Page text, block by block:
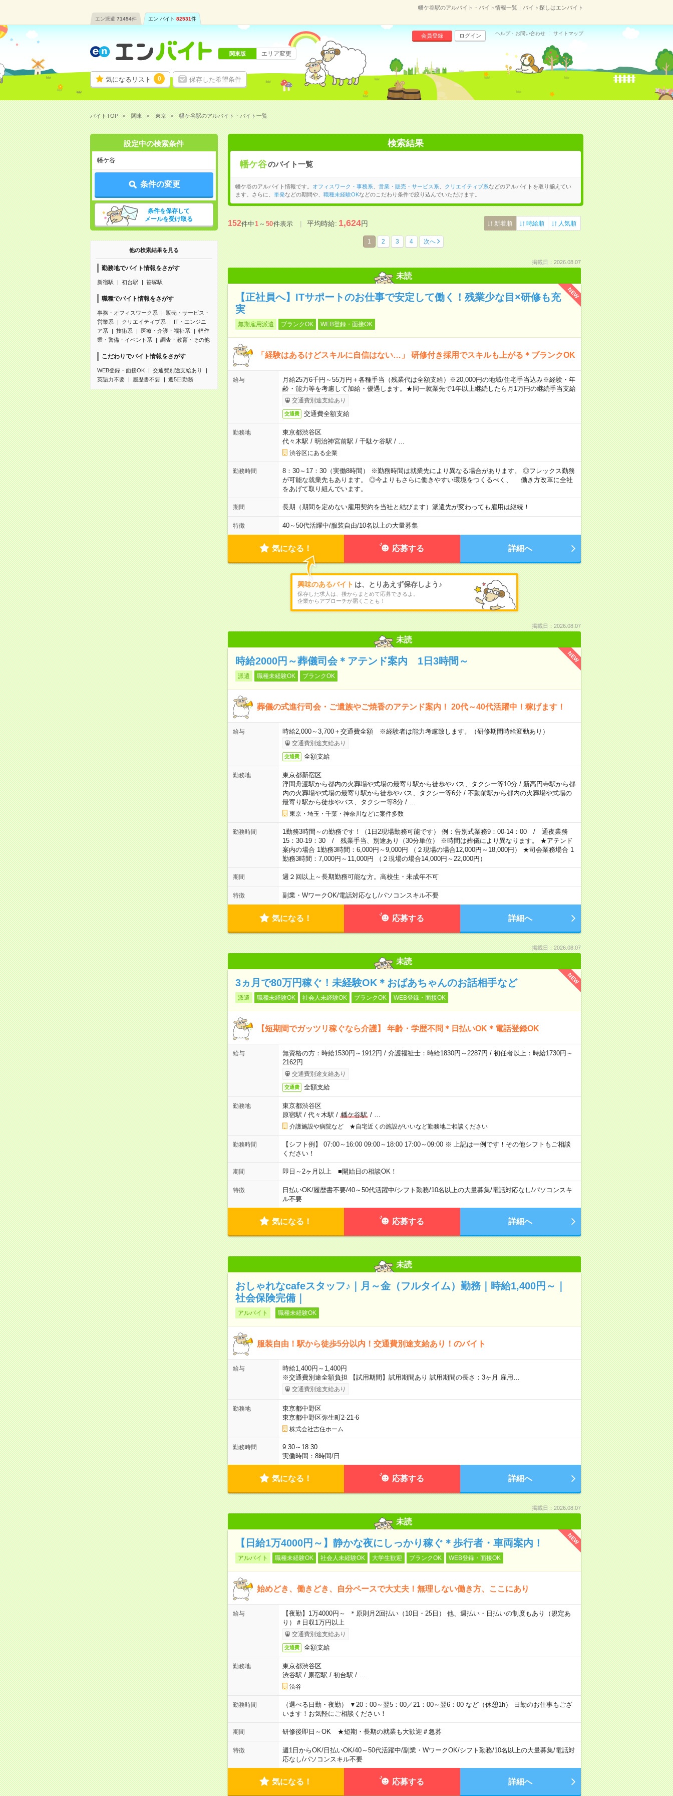
幡ケ谷駅のアルバイト・バイト情報一覧｜バイト探しはエンバイト
エン派遣 71454件 エン バイト 82531件
気になるリスト 0 保存した希望条件
会員登録 ログイン ヘルプ・お問い合わせ サイトマップ
関東版 エリア変更
バイトTOP 関東 東京 幡ケ谷駅のアルバイト・バイト一覧
設定中の検索条件
幡ケ谷
条件の変更
条件を保存して
メールを受け取る
他の検索結果を見る
勤務地でバイト情報をさがす
新宿駅 初台駅 笹塚駅
職種でバイト情報をさがす
事務・オフィスワーク系
販売・サービス・
営業系
クリエイティブ系
IT・エンジニ
ア系
技術系 医療・介護・福祉系
軽作
業・警備・イベント系
調査・教育・その他
こだわりでバイト情報をさがす
WEB登録・面接OK
交通費別途支給あり
英語力不要
履歴書不要 週5日勤務
検索結果
幡ケ谷のバイト一覧
幡ケ谷のアルバイト情報です。 オフィスワーク・事務系 営業・販売・サービス系 クリエイティブ系などのアルバイトを取り揃えてい
ます。さらに、
単発などの期間や、 職種未経験OKなどのこだわり条件で絞り込んでいただけます。
152件中1～50件表示 平均時給:1,624円 新着順 時給順 人気順
1 2 3 4 次へ
掲載日：2026.08.07
未読
NEW
【正社員へ】ITサポートのお仕事で安定して働く！残業少な目×研修も充
実
無期雇用派遣 ブランクOK WEB登録・面接OK
「経験はあるけどスキルに自信はない…」 研修付き採用でスキルも上がる＊ブランクOK
給与
月給25万6千円～55万円＋各種手当（残業代は全額支給）※20,000円の地域/住宅手当込み※経験・年
齢・能力等を考慮して加給・優遇します。★同一就業先で1年以上継続したら月1万円の継続手当支給
交通費別途支給あり
交通費 交通費全額支給
勤務地
東京都渋谷区
代々木駅 / 明治神宮前駅 / 千駄ケ谷駅 /
渋谷区にある企業
勤務時間
8：30～17：30（実働8時間） ※勤務時間は就業先により異なる場合があります。 ◎フレックス勤務
が可能な就業先もあります。 ◎今よりもさらに働きやすい環境をつくるべく、 働き方改革に全社
をあげて取り組んでいます。
期間 長期（期間を定めない雇用契約を当社と結びます）派遣先が変わっても雇用は継続！
特徴 40～50代活躍中/服装自由/10名以上の大量募集
気になる！ 応募する 詳細へ
興味のあるバイト は、とりあえず保存しよう♪
保存した求人は、後からまとめて応募できるよ。
企業からアプローチが届くことも！
掲載日：2026.08.07
未読
NEW
時給2000円～葬儀司会＊アテンド案内 1日3時間～
派遣 職種未経験OK ブランクOK
葬儀の式進行司会・ご遺族やご焼香のアテンド案内！ 20代～40代活躍中！稼げます！
給与 時給2,000～3,700＋交通費全額 ※経験者は能力考慮致します。（研修期間時給変動あり）
交通費別途支給あり
交通費 全額支給
勤務地
東京都新宿区
浮間舟渡駅から都内の火葬場や式場の最寄り駅から徒歩やバス、タクシー等10分/ 新高円寺駅から都
内の火葬場や式場の最寄り駅から徒歩やバス、タクシー等6分/ 不動前駅から都内の火葬場や式場の
最寄り駅から徒歩やバス、タクシー等8分/
東京・埼玉・千葉・神奈川などに案件多数
勤務時間
1勤務3時間～の勤務です！（1日2現場勤務可能です） 例：告別式業務9：00-14：00 / 通夜業務
15：30-19：30 / 残業手当、別途あり（30分単位） ※時間は葬儀により異なります。 ★アテンド
案内の場合 1勤務3時間：6,000円～9,000円 （２現場の場合12,000円～18,000円） ★司会業務場合 1
勤務3時間：7,000円～11,000円 （２現場の場合14,000円～22,000円）
期間 週２回以上～長期勤務可能な方。高校生・未成年不可
特徴 副業・WワークOK/電話対応なし/パソコンスキル不要
気になる！ 応募する 詳細へ
掲載日：2026.08.07
未読
NEW
3ヵ月で80万円稼ぐ！未経験OK＊おばあちゃんのお話相手など
派遣 職種未経験OK 社会人未経験OK ブランクOK WEB登録・面接OK
【短期間でガッツリ稼ぐなら介護】 年齢・学歴不問＊日払いOK＊電話登録OK
給与
無資格の方：時給1530円～1912円 / 介護福祉士：時給1830円～2287円 / 初任者以上：時給1730円～
2162円
交通費別途支給あり
交通費 全額支給
勤務地
東京都渋谷区
原宿駅 / 代々木駅 / 幡ケ谷駅/
介護施設や病院など ★自宅近くの施設がいいなど勤務地ご相談ください
勤務時間
【シフト例】 07:00～16:00 09:00～18:00 17:00～09:00 ※ 上記は一例です！その他シフトもご相談
ください！
期間 即日～2ヶ月以上 ■開始日の相談OK！
特徴 日払いOK/履歴書不要/40～50代活躍中/シフト勤務/10名以上の大量募集/電話対応なし/パソコンスキ
ル不要
気になる！ 応募する 詳細へ
未読
おしゃれなcafeスタッフ♪｜月～金（フルタイム）勤務｜時給1,400円～｜
社会保険完備｜
アルバイト 職種未経験OK
服装自由！駅から徒歩5分以内！交通費別途支給あり！のバイト
給与
時給1,400円～1,400円
※交通費別途全額負担 【試用期間】試用期間あり 試用期間の長さ：3ヶ月 雇用…
交通費別途支給あり
勤務地
東京都中野区
東京都中野区弥生町2-21-6
株式会社吉住ホーム
勤務時間
9:30～18:30
実働時間：8時間/日
気になる！ 応募する 詳細へ
掲載日：2026.08.07
未読
NEW
【日給1万4000円～】静かな夜にしっかり稼ぐ＊歩行者・車両案内！
アルバイト 職種未経験OK 社会人未経験OK 大学生歓迎 ブランクOK WEB登録・面接OK
始めどき、働きどき、自分ペースで大丈夫！無理しない働き方、ここにあり
給与
【夜勤】1万4000円～ ＊原則月2回払い（10日・25日） 他、週払い・日払いの制度もあり（規定あ
り）＃日収1万円以上
交通費別途支給あり
交通費 全額支給
勤務地
東京都渋谷区
渋谷駅 / 原宿駅 / 初台駅 /
渋谷
勤務時間
（選べる日勤・夜勤） ▼20：00～翌5：00／21：00～翌6：00 など（休憩1h） 日勤のお仕事もござ
います！お気軽にご相談ください！
期間 研修後即日～OK ★短期・長期の就業も大歓迎＃急募
特徴 週1日からOK/日払いOK/40～50代活躍中/副業・WワークOK/シフト勤務/10名以上の大量募集/電話対
応なし/パソコンスキル不要
気になる！ 応募する 詳細へ